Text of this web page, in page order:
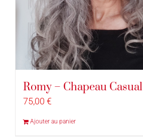
Romy – Chapeau Casual
75,00 €
Ajouter au panier